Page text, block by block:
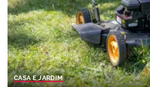
CASA E JARDIM